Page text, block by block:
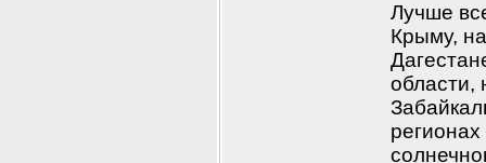
Лучше
Крыму,
области,